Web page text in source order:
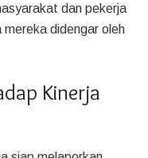
dan pekerja
mereka didengar oleh
Kinerja